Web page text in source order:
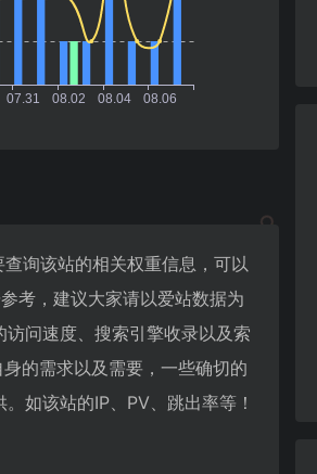
询该站的相关权重信息，可以
考，建议大家请以爱站数据为
问速度、搜索引擎收录以及索
的需求以及需要，一些确切的
如该站的IP、PV、跳出率等！